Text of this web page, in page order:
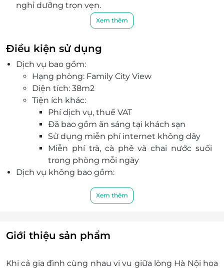
nghỉ dưỡng trọn vẹn.
Casa Valentina Hotel thiết kế theo phong cách
châu Âu, ấm cúng và tiện nghi.
Tọa lạc tại trung tâm khu Phố Cổ, khách sạn gần
các điểm du lịch nổi bật như: Hồ Hoàn Kiếm; Chợ
Đêm Phố Cổ; Nhà hát Múa rối Nước Thăng Long...
Dịch vụ chất lượng: lễ tân 24/7, đưa đón sân bay,
Wi-Fi miễn phí, bữa sáng đa dạng.
Xem thêm
Điều kiện sử dụng
Dịch vụ bao gồm:
Hạng phòng: Family City View
Diện tích: 38m2
Tiện ích khác:
Phí dịch vụ, thuế VAT
Đã bao gồm ăn sáng tại khách sạn
Sử dụng miễn phí internet không dây
Miễn phí trà, cà phê và chai nước suối
trong phòng mỗi ngày
Dịch vụ không bao gồm:
Chính sách giá trẻ em:
Miễn phí 2 trẻ em dưới 5 tuổi ngủ chung
Xem thêm
Giới thiệu sản phẩm
Khi cả gia đình cùng nhau vi vu giữa lòng Hà Nội hoa